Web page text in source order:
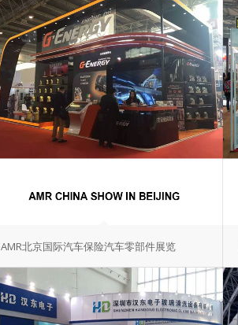
AMR北京国际汽车保险汽车零部件展览